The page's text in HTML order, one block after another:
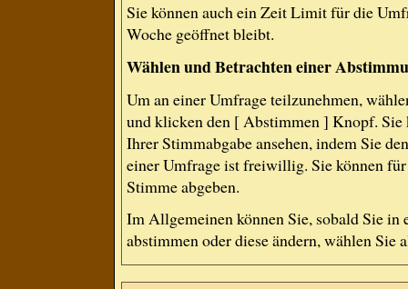
Sie können auch ein Zeit Limit für die
Woche geöffnet bleibt.
Wählen und Betrachten einer
Um an einer Umfrage teilzunehmen,
und klicken den [ Abstimmen ] Knopf. Sie
Ihrer Stimmabgabe ansehen, indem Sie
einer Umfrage ist freiwillig. Sie können
Stimme abgeben.
Im Allgemeinen können Sie, sobald Sie
abstimmen oder diese ändern, wählen Sie